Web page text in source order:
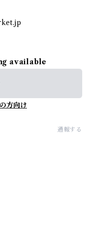
available
方向け
通報する